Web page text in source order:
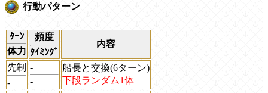
行動パターン
ﾀｰﾝ
体力
頻度
ﾀｲﾐﾝｸﾞ
内容
先制
-
-
-
船長と交換(6ターン)
下段ランダム1体